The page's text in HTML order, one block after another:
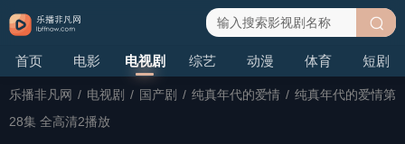
首页 电影 电视剧 综艺 动漫 体育 短剧
搜
乐播非凡网 / 电视剧 / 国产剧 / 纯真年代的爱情 / 纯真年代的爱情第
28集 全高清2播放